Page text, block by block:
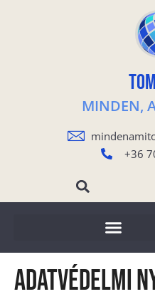
MINDEN,
+36
Adatvédelmi